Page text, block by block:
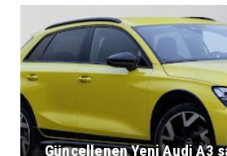
Güncellenen Yeni Audi A3